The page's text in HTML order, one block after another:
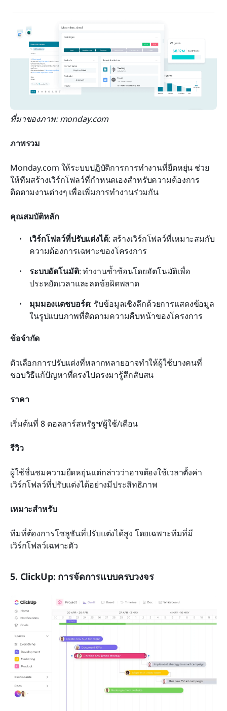
ที่มาของภาพ: monday.com
ภาพรวม
Monday.com ให้ระบบปฏิบัติการการทำงานที่ยืดหยุ่น ช่วย
ให้ทีมสร้างเวิร์กโฟลว์ที่กำหนดเองสำหรับความต้องการ
ติดตามงานต่างๆ เพื่อเพิ่มการทำงานร่วมกัน
คุณสมบัติหลัก
เวิร์กโฟลว์ที่ปรับแต่งได้: สร้างเวิร์กโฟลว์ที่เหมาะสมกับ
ความต้องการเฉพาะของโครงการ
ระบบอัตโนมัติ: ทำงานซ้ำซ้อนโดยอัตโนมัติเพื่อ
ประหยัดเวลาและลดข้อผิดพลาด
มุมมองแดชบอร์ด: รับข้อมูลเชิงลึกด้วยการแสดงข้อมูล
ในรูปแบบภาพที่ติดตามความคืบหน้าของโครงการ
ข้อจำกัด
ตัวเลือกการปรับแต่งที่หลากหลายอาจทำให้ผู้ใช้บางคนที่
ชอบวิธีแก้ปัญหาที่ตรงไปตรงมารู้สึกสับสน
ราคา
เริ่มต้นที่ 8 ดอลลาร์สหรัฐฯ/ผู้ใช้/เดือน
รีวิว
ผู้ใช้ชื่นชมความยืดหยุ่นแต่กล่าวว่าอาจต้องใช้เวลาตั้งค่า
เวิร์กโฟลว์ที่ปรับแต่งได้อย่างมีประสิทธิภาพ
เหมาะสำหรับ
ทีมที่ต้องการโซลูชันที่ปรับแต่งได้สูง โดยเฉพาะทีมที่มี
เวิร์กโฟลว์เฉพาะตัว
5. ClickUp: การจัดการแบบครบวงจร